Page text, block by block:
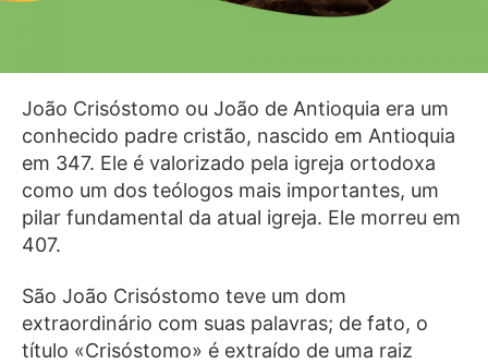
João Crisóstomo ou João de Antioquia era um
conhecido padre cristão, nascido em Antioquia
em 347. Ele é valorizado pela igreja ortodoxa
como um dos teólogos mais importantes, um
pilar fundamental da atual igreja. Ele morreu em
407.
São João Crisóstomo teve um dom
extraordinário com suas palavras; de fato, o
título «Crisóstomo» é extraído de uma raiz